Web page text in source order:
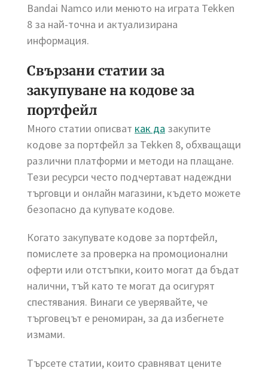
Bandai Namco или менюто на играта Tekken
8 за най-точна и актуализирана
информация.
Свързани статии за
закупуване на кодове за
портфейл
Много статии описват как да закупите
кодове за портфейл за Tekken 8, обхващащи
различни платформи и методи на плащане.
Тези ресурси често подчертават надеждни
търговци и онлайн магазини, където можете
безопасно да купувате кодове.
Когато закупувате кодове за портфейл,
помислете за проверка на промоционални
оферти или отстъпки, които могат да бъдат
налични, тъй като те могат да осигурят
спестявания. Винаги се уверявайте, че
търговецът е реномиран, за да избегнете
измами.
Търсете статии, които сравняват цените